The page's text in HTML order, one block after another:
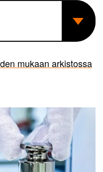
mukaan arkistossa